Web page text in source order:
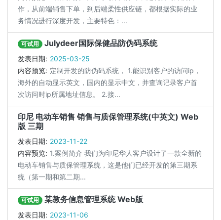
作，从前端销售下单，到后端柔性供应链，都根据实际的业
务情况进行深度开发，主要特色：...
可试用 Julydeer国际保健品防伪码系统
发表日期: 2025-03-25
内容预览: 定制开发的防伪码系统， 1.能识别客户的访问ip，
海外的自动显示英文，国内的显示中文，并查询记录客户首
次访问时ip所属地址信息。 2.接...
印尼 电动车销售 销售与质保管理系统(中英文) Web
版 三期
发表日期: 2023-11-22
内容预览: 1.案例简介 我们为印尼华人客户设计了一款全新的
电动车销售与质保管理系统，这是他们已经开发的第三期系
统（第一期和第二期...
可试用 某教务信息管理系统 Web版
发表日期: 2023-11-06